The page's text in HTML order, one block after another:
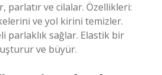
parlatır ve cilalar. Özellikleri:
ve yol kirini temizler.
parlaklık sağlar. Elastik bir
ve büyür.